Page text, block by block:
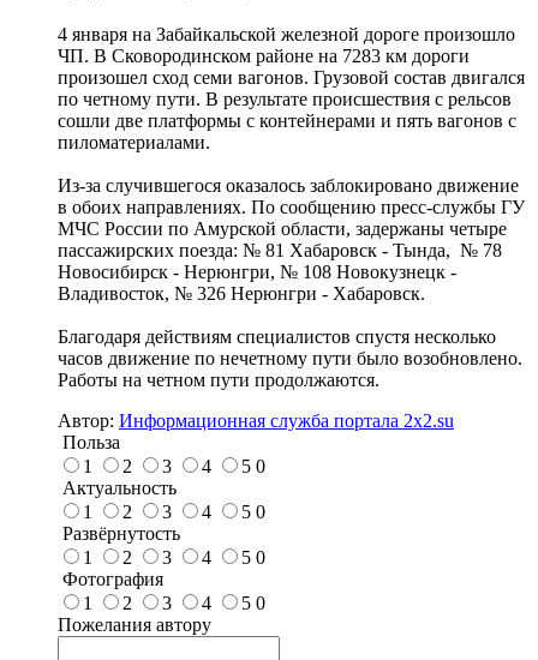
4 января на Забайкальской железной дороге произошло
ЧП. В Сковородинском районе на 7283 км дороги
произошел сход семи вагонов. Грузовой состав двигался
по четному пути. В результате происшествия с рельсов
сошли две платформы с контейнерами и пять вагонов с
пиломатериалами.
Из-за случившегося оказалось заблокировано движение
в обоих направлениях. По сообщению пресс-службы ГУ
МЧС России по Амурской области, задержаны четыре
пассажирских поезда: № 81 Хабаровск - Тында, № 78
Новосибирск - Нерюнгри, № 108 Новокузнецк -
Владивосток, № 326 Нерюнгри - Хабаровск.
Благодаря действиям специалистов спустя несколько
часов движение по нечетному пути было возобновлено.
Работы на четном пути продолжаются.
Автор: Информационная служба портала 2x2.su
Польза
1
2 3 4 5 0
Актуальность
1
2 3 4 5 0
Развёрнутость
1
2 3 4 5 0
Фотография
1
2 3 4 5 0
Пожелания автору